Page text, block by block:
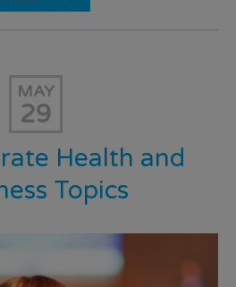
MAY
29
Health and
Topics